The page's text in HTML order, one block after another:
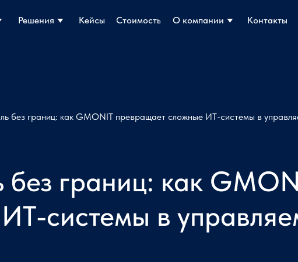
Контакты
О компании
Стоимость
Кейсы
Решения Контакты
О компании
Стоимость
Кейсы
Решения
без границ: как GMONIT превращает сложные ИТ-системы в
без границ: как
системы в